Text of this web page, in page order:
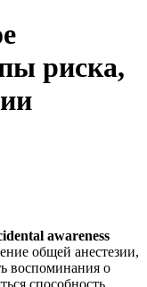
риска,
awareness
общей анестезии,
воспоминания о
способность